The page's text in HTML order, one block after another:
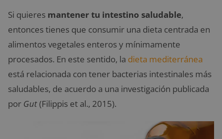
Si quieres mantener tu intestino saludable,
entonces tienes que consumir una dieta centrada en
alimentos vegetales enteros y mínimamente
procesados. En este sentido, la dieta mediterránea
está relacionada con tener bacterias intestinales más
saludables, de acuerdo a una investigación publicada
por Gut(Filippis et al., 2015).